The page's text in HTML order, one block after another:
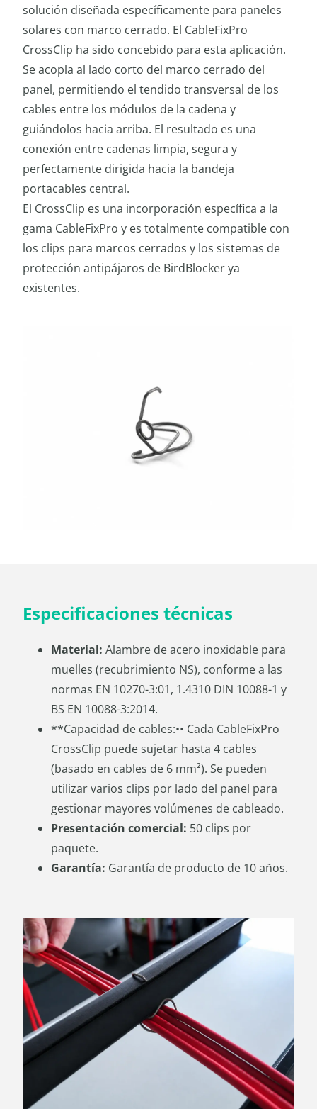
solución diseñada específicamente para paneles
solares con marco cerrado. El CableFixPro
CrossClip ha sido concebido para esta aplicación.
Se acopla al lado corto del marco cerrado del
panel, permitiendo el tendido transversal de los
cables entre los módulos de la cadena y
guiándolos hacia arriba. El resultado es una
conexión entre cadenas limpia, segura y
perfectamente dirigida hacia la bandeja
portacables central.
El CrossClip es una incorporación específica a la
gama CableFixPro y es totalmente compatible con
los clips para marcos cerrados y los sistemas de
protección antipájaros de BirdBlocker ya
existentes.
Especificaciones técnicas
Material: Alambre de acero inoxidable para
muelles (recubrimiento NS), conforme a las
normas EN 10270-3:01, 1.4310 DIN 10088-1 y
BS EN 10088-3:2014.
**Capacidad de cables:•• Cada CableFixPro
CrossClip puede sujetar hasta 4 cables
(basado en cables de 6 mm²). Se pueden
utilizar varios clips por lado del panel para
gestionar mayores volúmenes de cableado.
Presentación comercial: 50 clips por
paquete.
Garantía: Garantía de producto de 10 años.